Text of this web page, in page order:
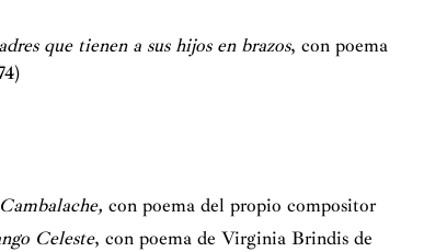
que tienen a sus hijos en brazos, con poema
Cambalache,con poema del propio compositor
Celeste, con poema de Virginia Brindis de